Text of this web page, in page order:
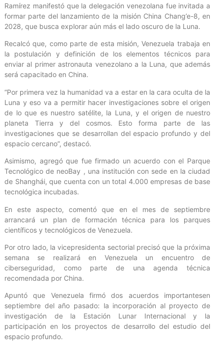
Ramírez manifestó que la delegación venezolana fue invitada a
formar parte del lanzamiento de la misión China Chang’e-8, en
2028, que busca explorar aún más el lado oscuro de la Luna.
Recalcó que, como parte de esta misión, Venezuela trabaja en
la postulación y definición de los elementos técnicos para
enviar al primer astronauta venezolano a la Luna, que además
será capacitado en China.
“Por primera vez la humanidad va a estar en la cara oculta de la
Luna y eso va a permitir hacer investigaciones sobre el origen
de lo que es nuestro satélite, la Luna, y el origen de nuestro
planeta Tierra y del cosmos. Esto forma parte de las
investigaciones que se desarrollan del espacio profundo y del
espacio cercano”, destacó.
Asimismo, agregó que fue firmado un acuerdo con el Parque
Tecnológico de neoBay , una institución con sede en la ciudad
de Shanghái, que cuenta con un total 4.000 empresas de base
tecnológica incubadas.
En este aspecto, comentó que en el mes de septiembre
arrancará un plan de formación técnica para los parques
científicos y tecnológicos de Venezuela.
Por otro lado, la vicepresidenta sectorial precisó que la próxima
semana se realizará en Venezuela un encuentro de
ciberseguridad, como parte de una agenda técnica
recomendada por China.
Apuntó que Venezuela firmó dos acuerdos importantesen
septiembre del año pasado: la incorporación al proyecto de
investigación de la Estación Lunar Internacional y la
participación en los proyectos de desarrollo del estudio del
espacio profundo.